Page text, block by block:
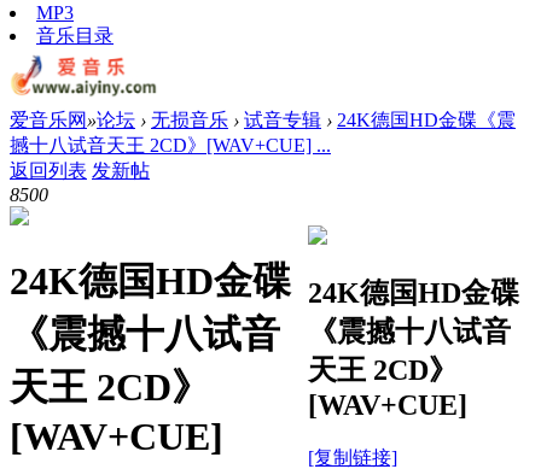
MP3
音乐目录
爱音乐网 »论坛 › 无损音乐 › 试音专辑 › 24K德国HD金碟《震
撼十八试音天王 2CD》[WAV+CUE] ...
返回列表 发新帖
8500
24K德国HD金碟
《震撼十八试音
天王 2CD》
[WAV+CUE]
24K德国HD金碟
《震撼十八试音
天王 2CD》
[WAV+CUE]
[复制链接]